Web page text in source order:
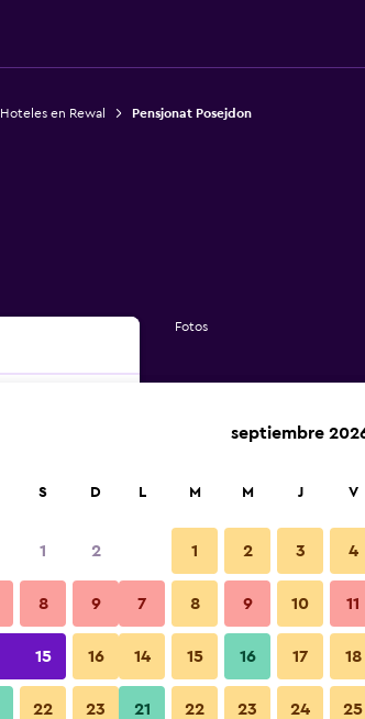
Hoteles en Rewal Pensjonat Posejdon
Ver precios
Fotos
S D
1 2
8 9
15 16
22 23
septiembre
L M M J V
1 2 3 4
7 8 9 10 11
14 15 16 17 18
21 22 23 24 25